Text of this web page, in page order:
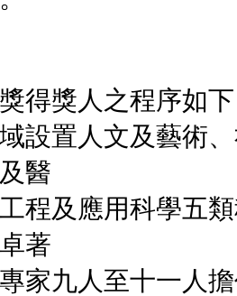
得獎人之程序如
設置人文及藝術
醫
及應用科學五類
著
九人至十一人擔